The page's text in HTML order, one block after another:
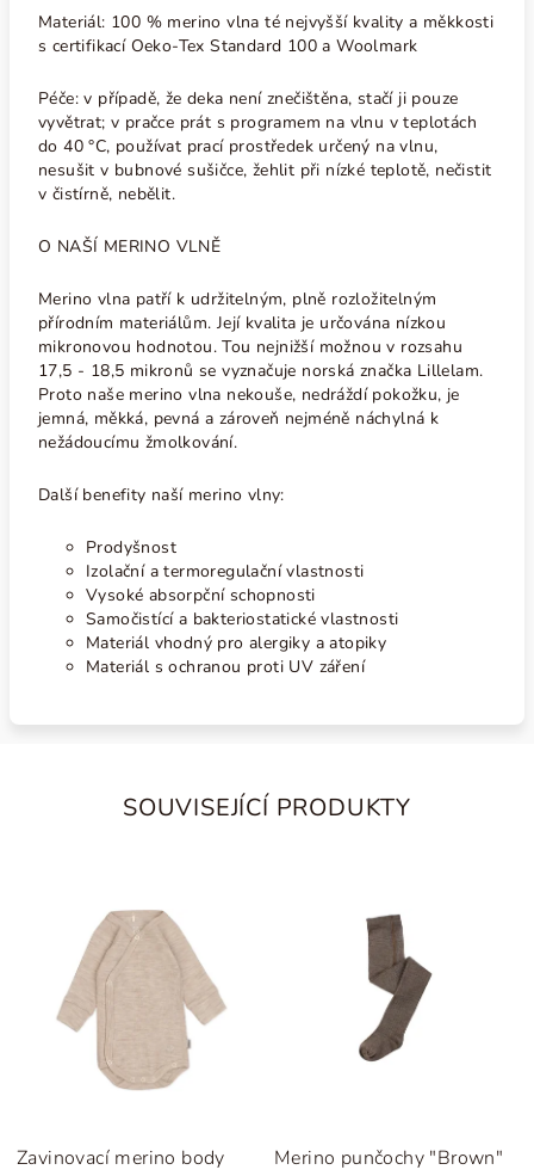
Materiál: 100 % merino vlna té nejvyšší kvality a měkkosti
s certifikací Oeko-Tex Standard 100 a Woolmark
Péče: v případě, že deka není znečištěna, stačí ji pouze
vyvětrat; v pračce prát s programem na vlnu v teplotách
do 40°C, používat prací prostředek určený na vlnu,
nesušit v bubnové sušičce, žehlit při nízké teplotě, nečistit
v čistírně, nebělit.
O NAŠÍ MERINO VLNĚ
Merino vlna patří k udržitelným, plně rozložitelným
přírodním materiálům. Její kvalita je určována nízkou
mikronovou hodnotou. Tou nejnižší možnou v rozsahu
17,5 - 18,5 mikronů se vyznačuje norská značka Lillelam.
Proto naše merino vlna nekouše, nedráždí pokožku, je
jemná, měkká, pevná a zároveň nejméně náchylná k
nežádoucímu žmolkování.
Další benefity naší merino vlny:
Prodyšnost
Izolační a termoregulační vlastnosti
Vysoké absorpční schopnosti
Samočistící a bakteriostatické vlastnosti
Materiál vhodný pro alergiky a atopiky
Materiál s ochranou proti UV záření
SOUVISEJÍCÍ PRODUKTY
Zavinovací merino body
Merino punčochy "Brown"